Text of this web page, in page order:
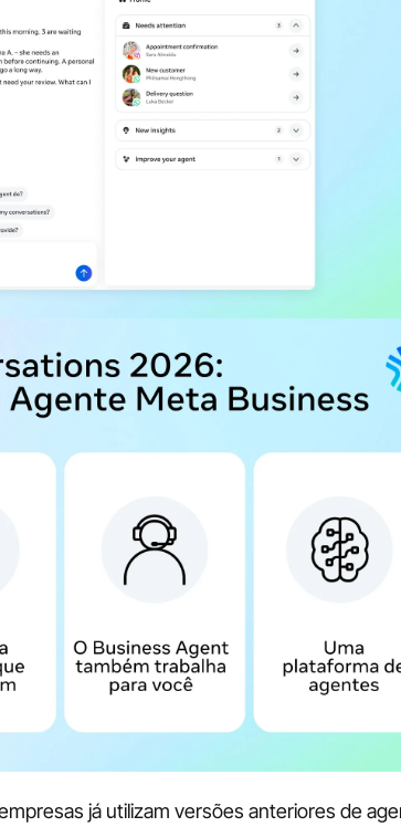
já utilizam versões anteriores de